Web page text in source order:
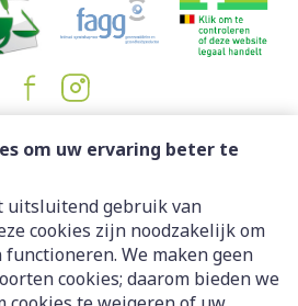
om uw ervaring beter te
uitsluitend gebruik van
cookies zijn noodzakelijk om
We maken geen
cookies; daarom bieden we